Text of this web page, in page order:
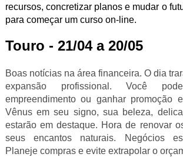
recursos, concretizar planos e mudar o
para começar um curso on-line.
Touro - 21/04 a 20/05
Boas notícias na área financeira. O dia
expansão profissional. Você
empreendimento ou ganhar promoção
Vênus em seu signo, sua beleza,
estarão em destaque. Hora de renovar
seus encantos naturais. Negócios
Planeje compras e evite extrapolar o